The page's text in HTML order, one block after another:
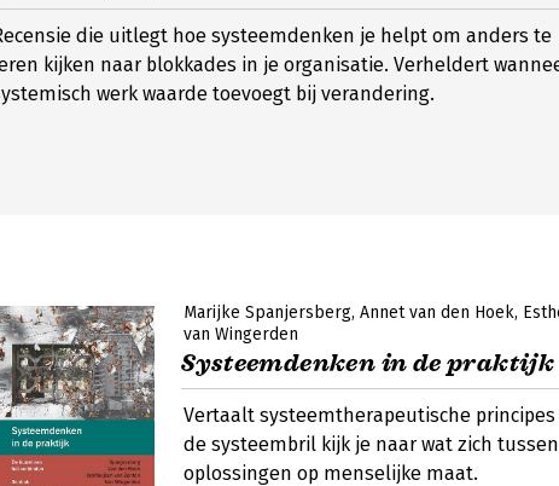
die uitlegt hoe systeemdenken je helpt om anders te
kijken naar blokkades in je organisatie. Verheldert
werk waarde toevoegt bij verandering.
Marijke Spanjersberg Annet van den Hoek
van Wingerden
Systeemdenken in de praktijk
Vertaalt systeemtherapeutische
de systeembril kijk je naar wat zich
oplossingen op menselijke maat.